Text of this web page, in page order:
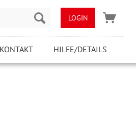
LOGIN
KONTAKT HILFE/DETAILS